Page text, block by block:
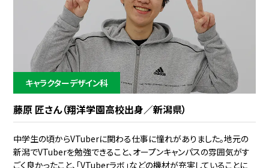
キャラクターデザイン科
藤原 匠さん（翔洋学園高校出身／新潟県）
中学生の頃からVTuberに関わる仕事に憧れがありました。地元の
新潟でVTuberを勉強できること、オープンキャンパスの雰囲気がす
ごく良かったこと、「VTuberラボ」などの機材が充実していることに